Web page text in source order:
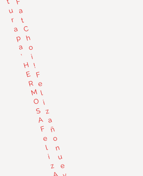
a
t
C
h
o
i
!
F
e
l
i
z
a
ñ
o
n
u
e
u
r
a
p
a
’
H
E
R
M
O
S
A
F
e
l
i
z